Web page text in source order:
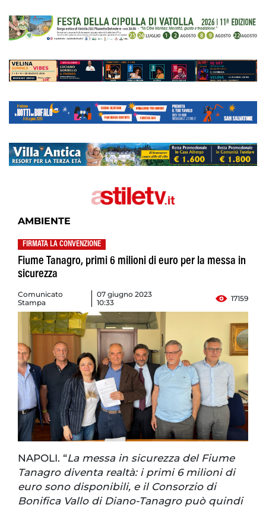
AMBIENTE
FIRMATA LA CONVENZIONE
Fiume Tanagro, primi 6 milioni di euro per la messa in
sicurezza
Comunicato
Stampa
07 giugno 2023
10:33
17159
NAPOLI. “La messa in sicurezza del Fiume
Tanagro diventa realtà: i primi 6 milioni di
euro sono disponibili, e il Consorzio di
Bonifica Vallo di Diano-Tanagro può quindi